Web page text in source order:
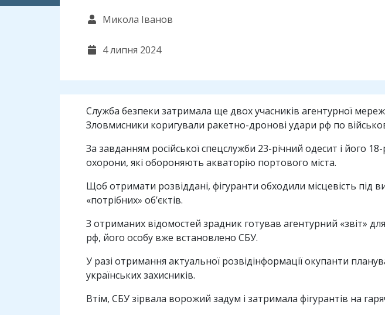
Микола Іванов
4 липня 2024
Служба безпеки затримала ще двох учасників агентурної
Зловмисники коригували ракетно-дронові удари рф по
За завданням російської спецслужби 23-річний одесит і його
охорони, які обороняють акваторію портового міста.
Щоб отримати розвіддані, фігуранти обходили місцевість під
«потрібних» об’єктів.
З отриманих відомостей зрадник готував агентурний «звіт»
рф, його особу вже встановлено СБУ.
У разі отримання актуальної розвідінформації окупанти
українських захисників.
Втім, СБУ зірвала ворожий задум і затримала фігурантів на